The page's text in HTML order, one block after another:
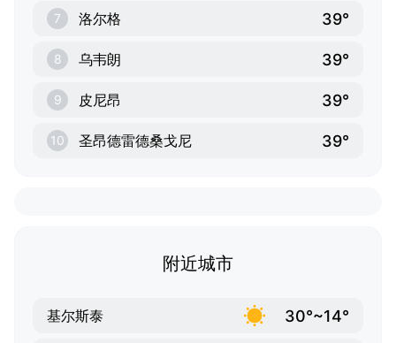
7 洛尔格 39°
8 乌韦朗 39°
9 皮尼昂 39°
10 圣昂德雷德桑戈尼 39°
附近城市
基尔斯泰 30°~14°